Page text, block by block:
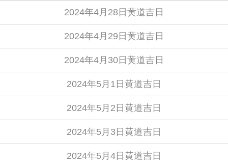
2024年4月28日黄道吉日
2024年4月29日黄道吉日
2024年4月30日黄道吉日
2024年5月1日黄道吉日
2024年5月2日黄道吉日
2024年5月3日黄道吉日
2024年5月4日黄道吉日